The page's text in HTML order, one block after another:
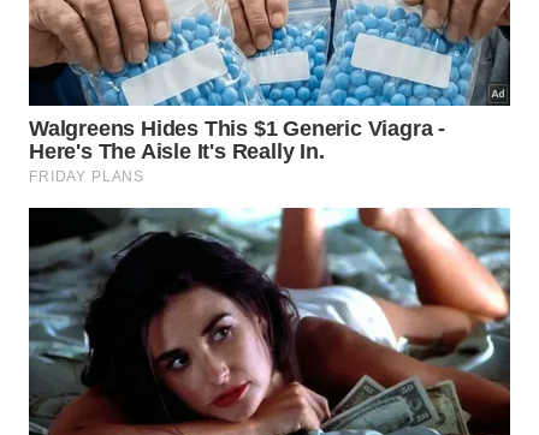
Festa da Tainha atrai turistas nesta época do ano à
Bertioga - Joanderson Piropo/Divulgação
Entre as atrações estão o curso Expedição ao
Manguezal, direcionado às crianças, o minicurso
Entre Gotas e Grãos, dedicado à biologia marinha,